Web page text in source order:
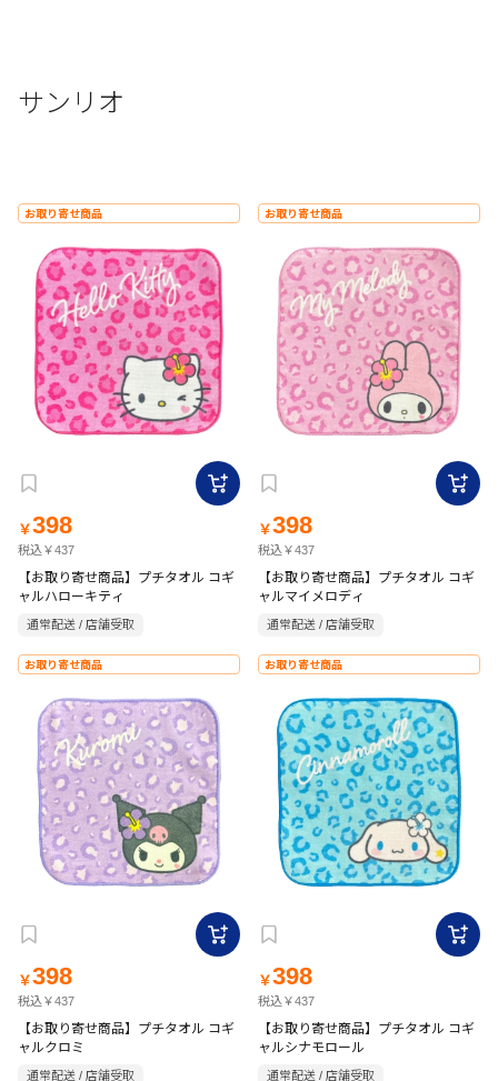
サンリオ
お取り寄せ商品
￥398
税込￥437
【お取り寄せ商品】プチタオル コギ
ャルハローキティ
通常配送 / 店舗受取
お取り寄せ商品
￥398
税込￥437
【お取り寄せ商品】プチタオル コギ
ャルマイメロディ
通常配送 / 店舗受取
お取り寄せ商品
￥398
税込￥437
【お取り寄せ商品】プチタオル コギ
ャルクロミ
通常配送 / 店舗受取
お取り寄せ商品
￥398
税込￥437
【お取り寄せ商品】プチタオル コギ
ャルシナモロール
通常配送 / 店舗受取